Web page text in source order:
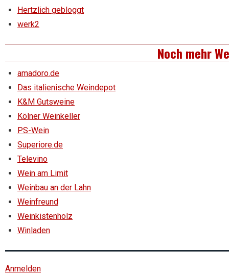
Hertzlich gebloggt
werk2
Noch mehr
amadoro.de
Das italienische Weindepot
K&M Gutsweine
Kölner Weinkeller
PS-Wein
Superiore.de
Televino
Wein am Limit
Weinbau an der Lahn
Weinfreund
Weinkistenholz
Winladen
Anmelden